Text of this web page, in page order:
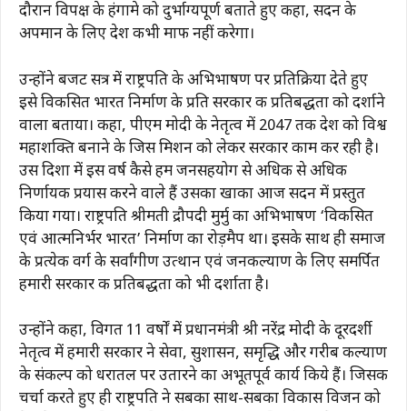
दौरान विपक्ष के हंगामे को दुर्भाग्यपूर्ण बताते हुए कहा, सदन के
अपमान के लिए देश कभी माफ नहीं करेगा।
उन्होंने बजट सत्र में राष्ट्रपति के अभिभाषण पर प्रतिक्रिया देते हुए
इसे विकसित भारत निर्माण के प्रति सरकार की प्रतिबद्धता को दर्शाने
वाला बताया। कहा, पीएम मोदी के नेतृत्व में 2047 तक देश को विश्व
महाशक्ति बनाने के जिस मिशन को लेकर सरकार काम कर रही है।
उस दिशा में इस वर्ष कैसे हम जनसहयोग से अधिक से अधिक
निर्णायक प्रयास करने वाले हैं उसका खाका आज सदन में प्रस्तुत
किया गया। राष्ट्रपति श्रीमती द्रौपदी मुर्मु का अभिभाषण ‘विकसित
एवं आत्मनिर्भर भारत’ निर्माण का रोड़मैप था। इसके साथ ही समाज
के प्रत्येक वर्ग के सर्वांगीण उत्थान एवं जनकल्याण के लिए समर्पित
हमारी सरकार की प्रतिबद्धता को भी दर्शाता है।
उन्होंने कहा, विगत 11 वर्षों में प्रधानमंत्री श्री नरेंद्र मोदी के दूरदर्शी
नेतृत्व में हमारी सरकार ने सेवा, सुशासन, समृद्धि और गरीब कल्याण
के संकल्प को धरातल पर उतारने का अभूतपूर्व कार्य किये हैं। जिसकी
चर्चा करते हुए ही राष्ट्रपति ने सबका साथ-सबका विकास विजन को